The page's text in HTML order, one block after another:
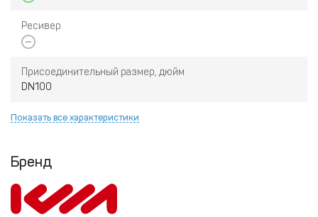
Ресивер
Присоединительный размер, дюйм
DN100
Показать все характеристики
Бренд